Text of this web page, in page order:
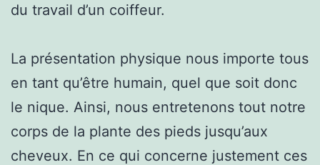
du travail d’un coiffeur.
La présentation physique nous importe tous
en tant qu’être humain, quel que soit donc
le nique. Ainsi, nous entretenons tout notre
corps de la plante des pieds jusqu’aux
cheveux. En ce qui concerne justement ces